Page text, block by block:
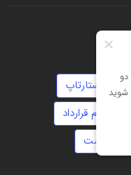
استارتاپ
تنظیم قرارداد
تهمت